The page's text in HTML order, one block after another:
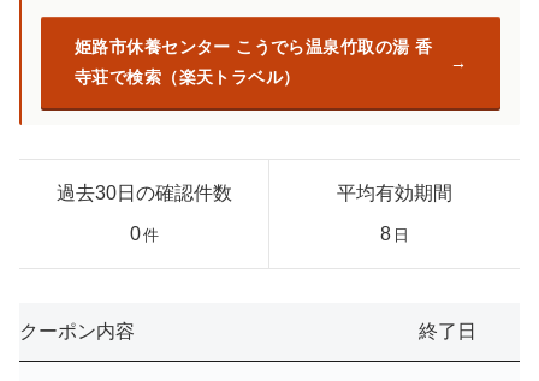
姫路市休養センター こうでら温泉竹取の湯 香
寺荘で検索（楽天トラベル）
過去30日の確認件数
0件
平均有効期間
8 日
クーポン内容 終了日